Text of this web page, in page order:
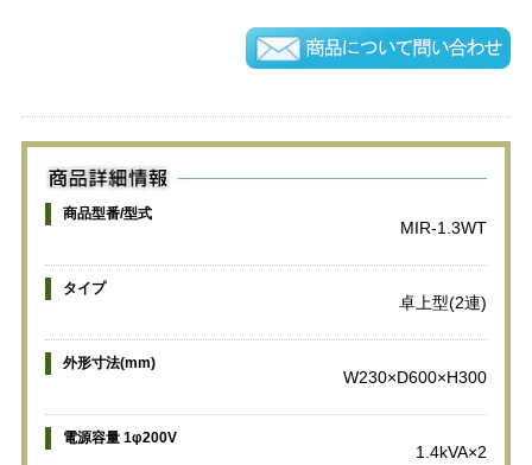
商品型番/型式
MIR-1.3WT
タイプ
卓上型(2連)
外形寸法(mm)
W230×D600×H300
電源容量 1φ200V
1.4kVA×2